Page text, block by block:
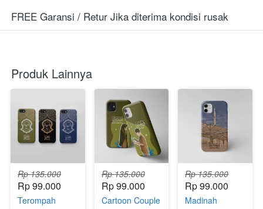
FREE Garansi / Retur Jika diterima kondisi rusak
Produk Lainnya
Rp 135.000
Rp 99.000
Terompah
Rp 135.000
Rp 99.000
Cartoon Couple
Rp 135.000
Rp 99.000
Madinah